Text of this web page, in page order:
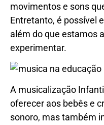
movimentos e sons
Entretanto, é possível
além do que estamos
experimentar.
A musicalização
oferecer aos bebês e
sonoro, mas também